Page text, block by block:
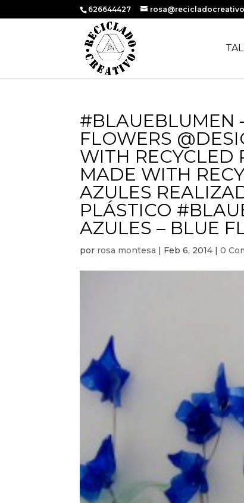
626644427
#BLAUEBLUMEN
FLOWERS
WITH RECYCLED
MADE WITH
AZULES
PLÁSTICO
AZULES – BLUE
por rosa montesa | Feb 6, 2014 |0